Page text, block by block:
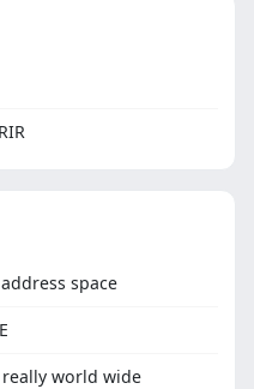
space
really world wide